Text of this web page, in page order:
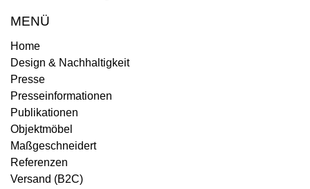
MENÜ
Home
Design & Nachhaltigkeit
Presse
Presseinformationen
Publikationen
Objektmöbel
Maßgeschneidert
Referenzen
Versand (B2C)